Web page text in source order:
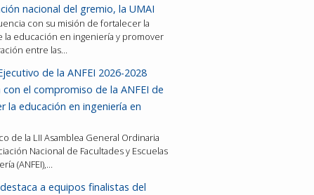
nacional del gremio, la UMAI
con su misión de fortalecer la
la educación en ingeniería y promover
entre las…
de la ANFEI 2026-2028
el compromiso de la ANFEI de
la educación en ingeniería en
de la LII Asamblea General Ordinaria
Nacional de Facultades y Escuelas
(ANFEI),…
a equipos finalistas del